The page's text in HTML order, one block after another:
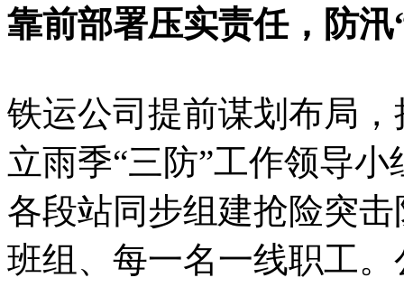
靠前部署压实责任，防
铁运公司提前谋划布局
立雨季“三防”工作领导
各段站同步组建抢险突
班组、每一名一线职工